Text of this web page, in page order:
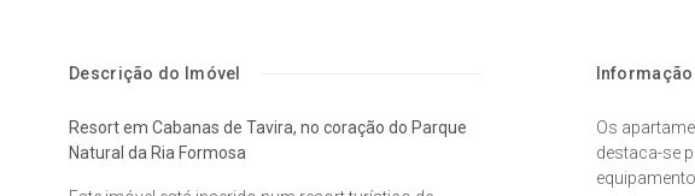
Descrição do Imóvel
Resort em Cabanas de Tavira, no coração do Parque
Natural da Ria Formosa
Os
destaca-se